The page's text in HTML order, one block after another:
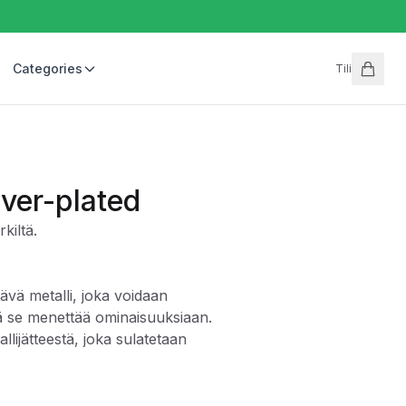
Categories Tili
plated
metalli, joka voidaan
menettää ominaisuuksiaan.
joka sulatetaan